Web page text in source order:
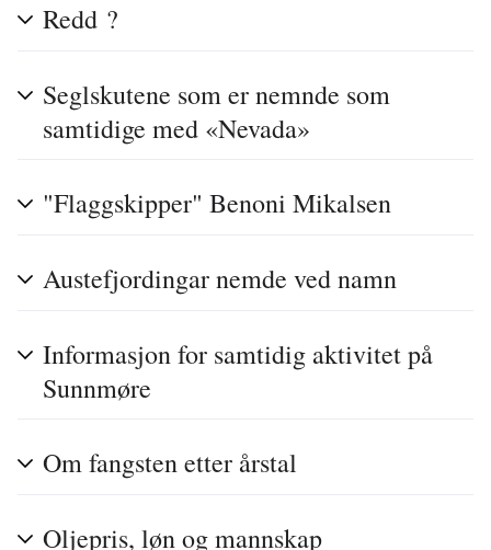
Redd ?
Seglskutene som er nemnde som
samtidige med «Nevada»
"Flaggskipper" Benoni Mikalsen
Austefjordingar nemde ved namn
Informasjon for samtidig aktivitet på
Sunnmøre
Om fangsten etter årstal
Oljepris, løn og mannskap